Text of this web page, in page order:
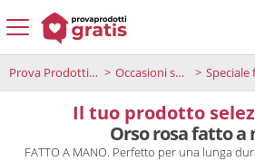
Prova Prodotti Gratis Occasioni speciali Speciale festa
Il tuo prodotto
Orso rosa fatto a
FATTO A MANO. Perfetto per una lunga